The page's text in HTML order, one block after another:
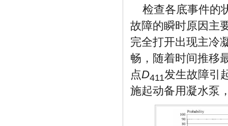
检查各底事件的
故障的瞬时原因主
完全打开出现主冷
畅，随着时间推移
点D411发生故障引
施起动备用凝水泵